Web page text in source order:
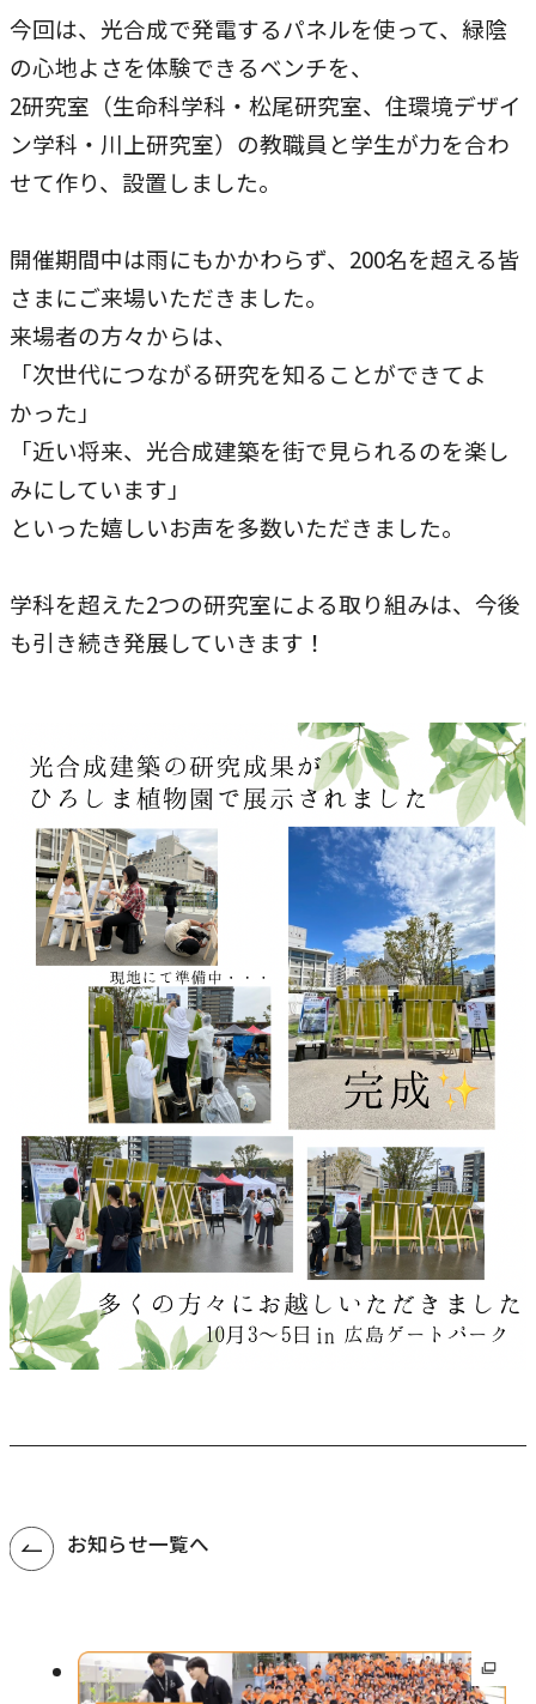
薬学部
看護学部
農学部
法学研究科
国際言語文化研究科
経済経営学研究科
理工学研究科
薬学研究科
看護学研究科
農学研究科
教学関連
全学教育機構
資格取得サポート
採用ご担当の方へ
在学生の方へ
危機管理対応
本学への正規留学生に対する支援
本学への短期留学生に対する支援
海外協定校
その他（国際協力等）
今回は、光合成で発電するパネルを使って、緑陰
の心地よさを体験できるベンチを、
2研究室（生命科学科・松尾研究室、住環境デザイ
ン学科・川上研究室）の教職員と学生が力を合わ
せて作り、設置しました。
開催期間中は雨にもかかわらず、200名を超える皆
さまにご来場いただきました。
来場者の方々からは、
「次世代につながる研究を知ることができてよ
かった」
「近い将来、光合成建築を街で見られるのを楽し
みにしています」
といった嬉しいお声を多数いただきました。
学科を超えた2つの研究室による取り組みは、今後
も引き続き発展していきます！
お知らせ一覧へ
外